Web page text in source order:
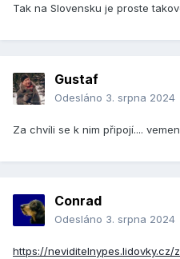
Tak na Slovensku je proste
Gustaf
Odesláno 3. srpna 2024
Za chvíli se k nim připojí....
Conrad
Odesláno 3. srpna 2024
https://